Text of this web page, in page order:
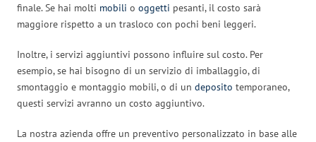
finale. Se hai molti mobili o oggetti pesanti, il costo sarà
maggiore rispetto a un trasloco con pochi beni leggeri.
Inoltre, i servizi aggiuntivi possono influire sul costo. Per
esempio, se hai bisogno di un servizio di imballaggio, di
smontaggio e montaggio mobili, o di un deposito temporaneo,
questi servizi avranno un costo aggiuntivo.
La nostra azienda offre un preventivo personalizzato in base alle